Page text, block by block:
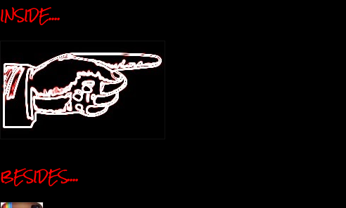
INSIDE....
BESIDES....